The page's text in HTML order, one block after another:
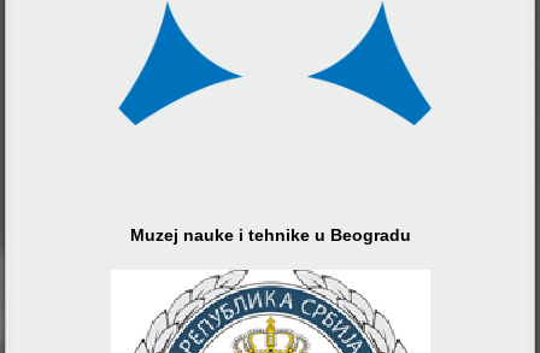
Muzej nauke i tehnike u Beogradu